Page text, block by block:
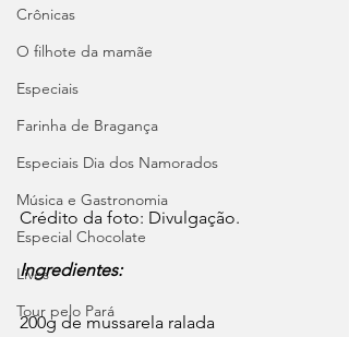
Crônicas
O filhote da mamãe
Especiais
Farinha de Bragança
Especiais Dia dos Namorados
Música e Gastronomia
Especial Chocolate
Lives
Tour pelo Pará
Crédito da foto: Divulgação.
Ingredientes:
200g de mussarela ralada